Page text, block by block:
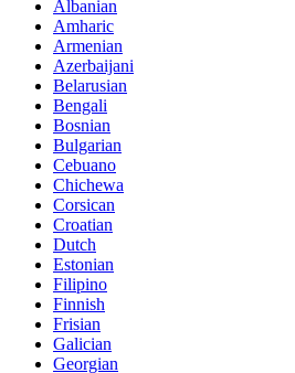
Albanian
Amharic
Armenian
Azerbaijani
Belarusian
Bengali
Bosnian
Bulgarian
Cebuano
Chichewa
Corsican
Croatian
Dutch
Estonian
Filipino
Finnish
Frisian
Galician
Georgian